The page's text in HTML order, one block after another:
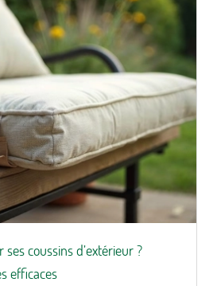
coussins d’extérieur ?
efficaces